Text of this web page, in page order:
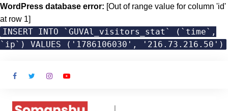
WordPress database error: [Out of range value for column 'id'
at row 1]
INSERT INTO `GUVAl_visitors_stat` (`time`,
`ip`) VALUES ('1786106030', '216.73.216.50')